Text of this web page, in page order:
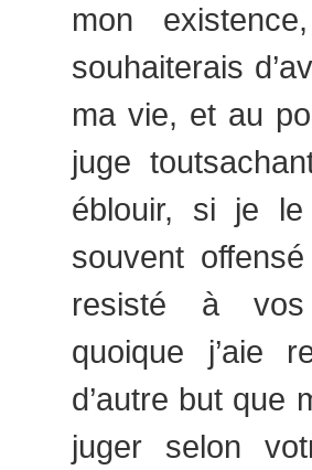
mon
souhaiterais
ma vie, et au
juge
éblouir, si je le
souvent
resisté à vos
quoique j’aie
d’autre but que
juger selon